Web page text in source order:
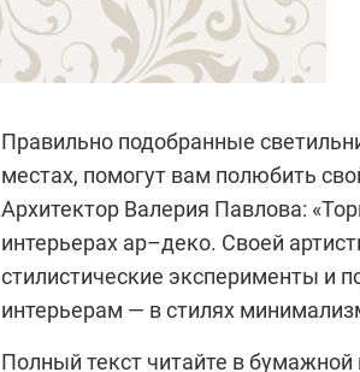
Правильно подобранные
местах, помогут вам полюбить
Архитектор Валерия Павлова:
интерьерах ар–деко. Cвоей
стилистические эксперименты и
интерьерам — в стилях
Полный текст читайте в